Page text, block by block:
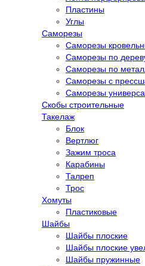
Пластины
Углы
Саморезы
Саморезы
Саморезы по
Саморезы по
Саморезы с
Саморезы
Скобы строительные
Такелаж
Блок
Вертлюг
Зажим троса
Карабины
Талреп
Трос
Хомуты
Пластиковые
Шайбы
Шайбы плоские
Шайбы плоские
Шайбы пружинные